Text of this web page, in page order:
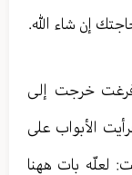
إن شاء الله.
فرغت خرجت إلى
الأبواب على
لعلّه بات ههنا